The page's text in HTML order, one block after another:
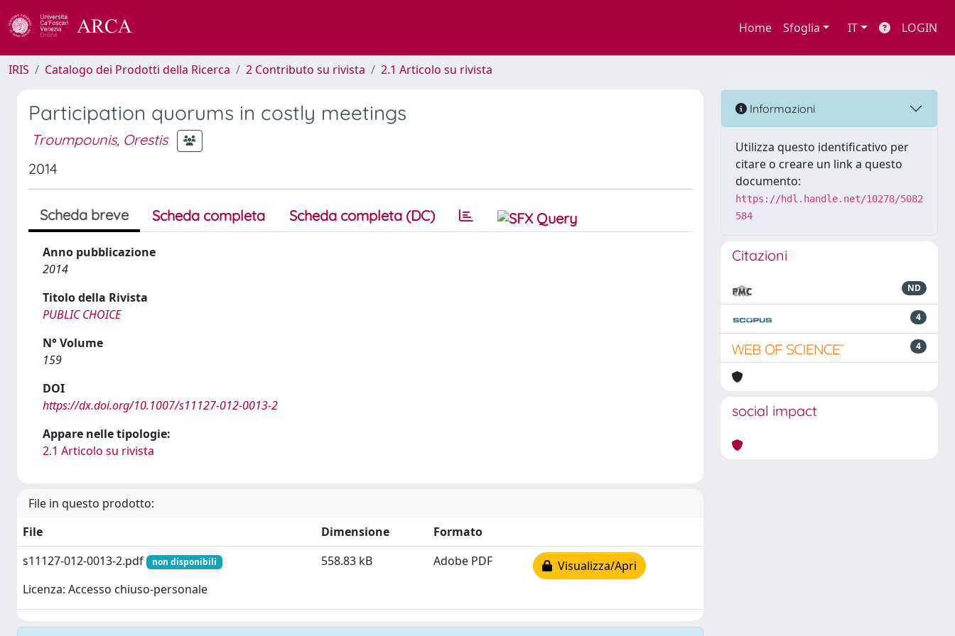
Home Sfoglia IT LOGIN
IRIS Catalogo dei Prodotti della Ricerca 2 Contributo su rivista 2.1 Articolo su rivista
Participation quorums in costly meetings
Troumpounis, Orestis
2014
Scheda breve Scheda completa Scheda completa (DC)
Anno pubblicazione
2014
Titolo della Rivista
PUBLIC CHOICE
N° Volume
159
DOI
https://dx.doi.org/10.1007/s11127-012-0013-2
Appare nelle tipologie:
2.1 Articolo su rivista
File in questo prodotto:
File
Dimensione
Formato
s11127-012-0013-2.pdf
non disponibili
Licenza: Accesso chiuso-personale
558.83 kB Adobe PDF Visualizza/Apri
Informazioni
Utilizza questo identificativo per
citare o creare un link a questo
documento:
https://hdl.handle.net/10278/5082
584
Citazioni
ND
4
4
social impact